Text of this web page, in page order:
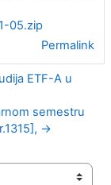
05.zip
Permalink
ETF-A u
semestru
→